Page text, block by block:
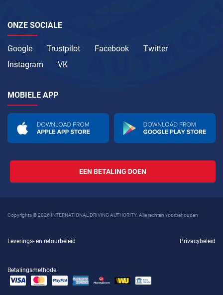
ONZE SOCIALE
Google Trustpilot Facebook
Twitter
Instagram
VK
MOBIELE APP
EEN BETALING DOEN
Copyrights © 2026 INTERNATIONAL DRIVING AUTHORITY. Alle rechten voorbehouden
Leverings- en retourbeleid Privacybeleid
Betalingsmethode: